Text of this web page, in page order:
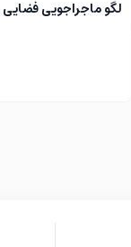
لگو ماجراجویی